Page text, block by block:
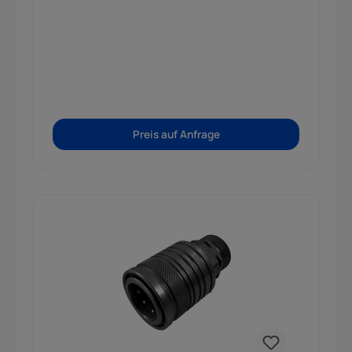
Preis auf Anfrage